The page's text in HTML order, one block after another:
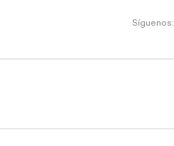
Síguenos: